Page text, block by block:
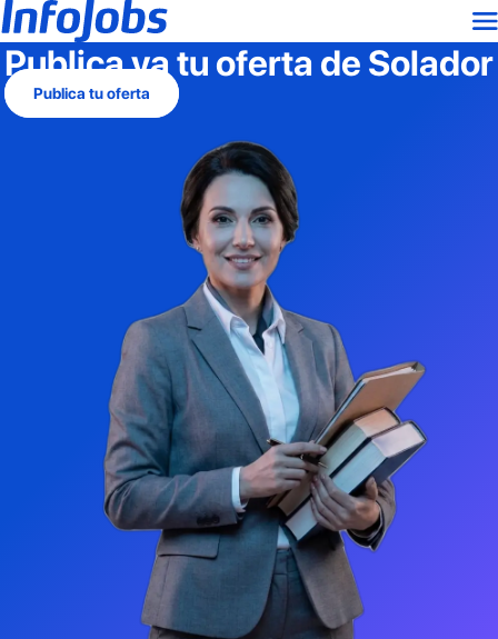
Publica ya tu oferta de Solador
Publica tu oferta